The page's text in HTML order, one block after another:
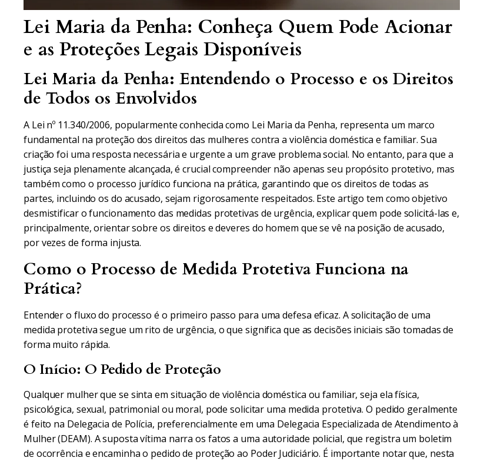
Lei Maria da Penha: Conheça Quem Pode Acionar
e as Proteções Legais Disponíveis
Lei Maria da Penha: Entendendo o Processo e os Direitos
de Todos os Envolvidos
A Lei nº 11.340/2006, popularmente conhecida como Lei Maria da Penha, representa um marco
fundamental na proteção dos direitos das mulheres contra a violência doméstica e familiar. Sua
criação foi uma resposta necessária e urgente a um grave problema social. No entanto, para que a
justiça seja plenamente alcançada, é crucial compreender não apenas seu propósito protetivo, mas
também como o processo jurídico funciona na prática, garantindo que os direitos de todas as
partes, incluindo os do acusado, sejam rigorosamente respeitados. Este artigo tem como objetivo
desmistificar o funcionamento das medidas protetivas de urgência, explicar quem pode solicitá-las e,
principalmente, orientar sobre os direitos e deveres do homem que se vê na posição de acusado,
por vezes de forma injusta.
Como o Processo de Medida Protetiva Funciona na
Prática?
Entender o fluxo do processo é o primeiro passo para uma defesa eficaz. A solicitação de uma
medida protetiva segue um rito de urgência, o que significa que as decisões iniciais são tomadas de
forma muito rápida.
O Início: O Pedido de Proteção
Qualquer mulher que se sinta em situação de violência doméstica ou familiar, seja ela física,
psicológica, sexual, patrimonial ou moral, pode solicitar uma medida protetiva. O pedido geralmente
é feito na Delegacia de Polícia, preferencialmente em uma Delegacia Especializada de Atendimento à
Mulher (DEAM). A suposta vítima narra os fatos a uma autoridade policial, que registra um boletim
de ocorrência e encaminha o pedido de proteção ao Poder Judiciário. É importante notar que, nesta